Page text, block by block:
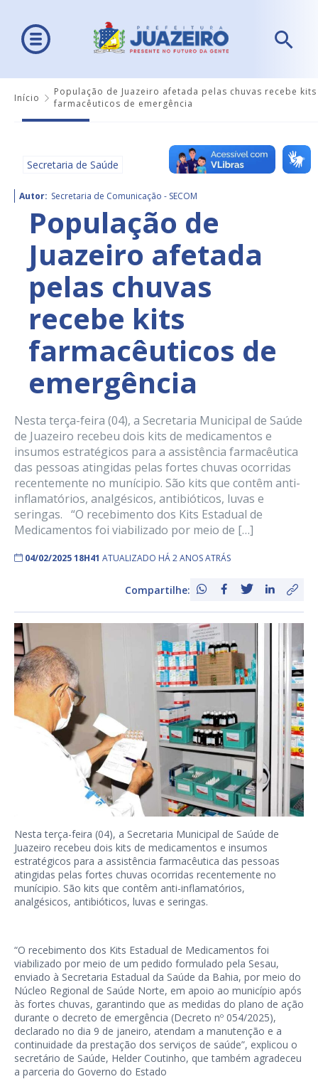
Início
População de Juazeiro afetada pelas chuvas recebe kits
farmacêuticos de emergência
Secretaria de Saúde
Autor: Secretaria de Comunicação - SECOM
População de
Juazeiro afetada
pelas chuvas
recebe kits
farmacêuticos de
emergência
Nesta terça-feira (04), a Secretaria Municipal de Saúde
de Juazeiro recebeu dois kits de medicamentos e
insumos estratégicos para a assistência farmacêutica
das pessoas atingidas pelas fortes chuvas ocorridas
recentemente no munícipio. São kits que contêm anti-
inflamatórios, analgésicos, antibióticos, luvas e
seringas. “O recebimento dos Kits Estadual de
Medicamentos foi viabilizado por meio de […]
04/02/2025 18H41 ATUALIZADO HÁ 2 ANOS ATRÁS
Compartilhe:
Nesta terça-feira (04), a Secretaria Municipal de Saúde de
Juazeiro recebeu dois kits de medicamentos e insumos
estratégicos para a assistência farmacêutica das pessoas
atingidas pelas fortes chuvas ocorridas recentemente no
munícipio. São kits que contêm anti-inflamatórios,
analgésicos, antibióticos, luvas e seringas.
“O recebimento dos Kits Estadual de Medicamentos foi
viabilizado por meio de um pedido formulado pela Sesau,
enviado à Secretaria Estadual da Saúde da Bahia, por meio do
Núcleo Regional de Saúde Norte, em apoio ao município após
às fortes chuvas, garantindo que as medidas do plano de ação
durante o decreto de emergência (Decreto nº 054/2025),
declarado no dia 9 de janeiro, atendam a manutenção e a
continuidade da prestação dos serviços de saúde”, explicou o
secretário de Saúde, Helder Coutinho, que também agradeceu
a parceria do Governo do Estado